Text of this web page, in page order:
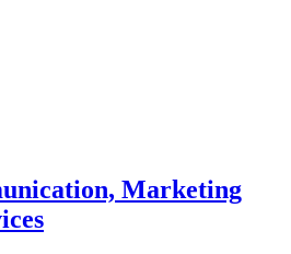
Marketing